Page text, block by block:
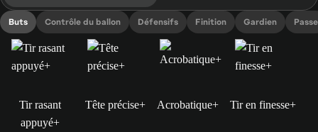
Buts Contrôle du ballon Défensifs Finition Gardien Passe
Tir rasant
appuyé+
Tête précise+ Acrobatique+ Tir en finesse+